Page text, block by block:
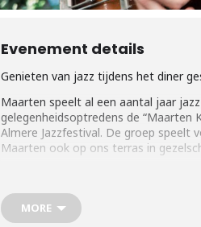
Evenement details
Genieten van jazz tijdens het diner
Maarten speelt al een aantal jaar
gelegenheidsoptredens de “Maarten
Almere Jazzfestival. De groep speelt
Maarten ook op ons terras in
MORE